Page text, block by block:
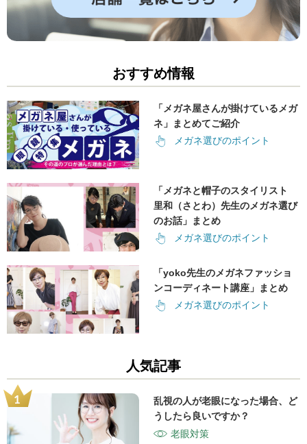
おすすめ情報
「メガネ屋さんが掛けているメガ
ネ」まとめてご紹介
メガネ選びのポイント
「メガネと帽子のスタイリスト
里和（さとわ）先生のメガネ選び
のお話」まとめ
メガネ選びのポイント
「yoko先生のメガネファッショ
ンコーディネート講座」まとめ
メガネ選びのポイント
人気記事
乱視の人が老眼になった場合、ど
うしたら良いですか？
老眼対策